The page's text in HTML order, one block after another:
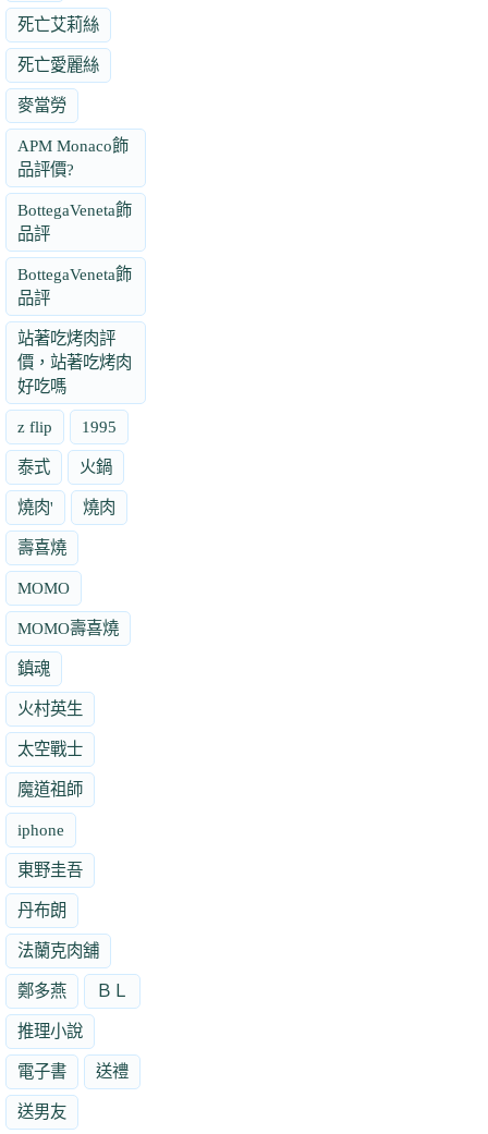
死亡艾莉絲
死亡愛麗絲
麥當勞
APM Monaco飾
品評價?
BottegaVeneta飾
品評
BottegaVeneta飾
品評
站著吃烤肉評
價，站著吃烤肉
好吃嗎
z flip 1995
泰式 火鍋
燒肉' 燒肉
壽喜燒
MOMO
MOMO壽喜燒
鎮魂
火村英生
太空戰士
魔道祖師
iphone
東野圭吾
丹布朗
法蘭克肉舖
鄭多燕 ＢＬ
推理小說
電子書 送禮
送男友